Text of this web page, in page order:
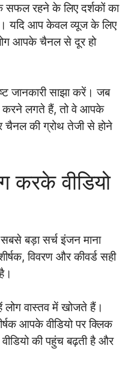
रहने के लिए दर्शकों का
है। यदि आप केवल व्यूज के लिए
आपके चैनल से दूर हो
जानकारी साझा करें। जब
करने लगते हैं, तो वे आपके
चैनल की ग्रोथ तेजी से होने
करके वीडियो
बड़ा सर्च इंजन माना
विवरण और कीवर्ड सही
लोग वास्तव में खोजते हैं।
आपके वीडियो पर क्लिक
की पहुंच बढ़ती है और